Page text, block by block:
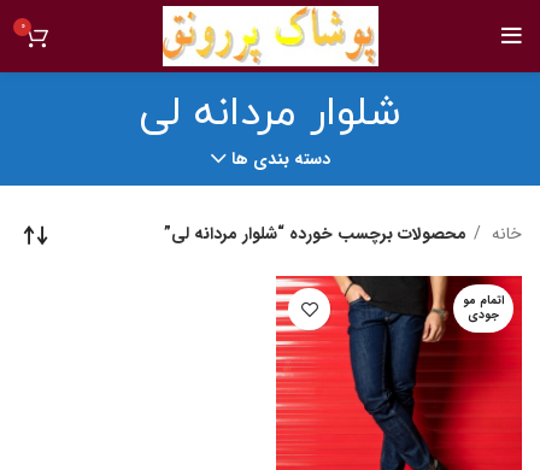
0
شلوار مردانه لی
دسته بندی ها
خانه محصولات برچسب خورده “شلوار مردانه لی”
اتمام مو
جودی